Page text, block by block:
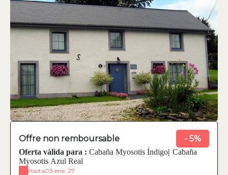
Offre non remboursable - 5%
Oferta válida para : Cabaña Myosotis Índigo| Cabaña
Myosotis Azul Real
Hasta03 ene. 27